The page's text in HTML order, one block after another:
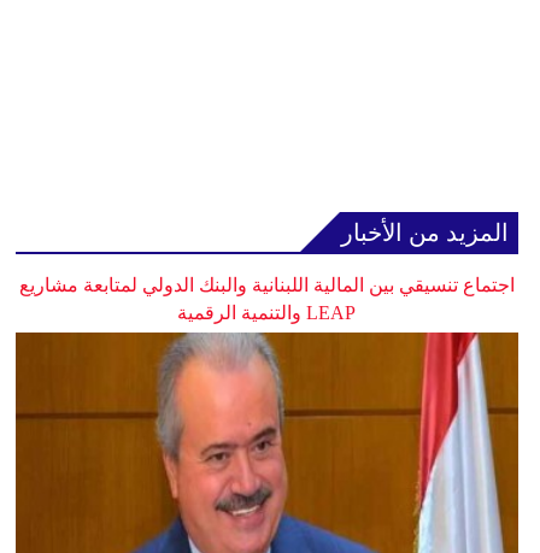
المزيد من الأخبار
اجتماع تنسيقي بين المالية اللبنانية والبنك الدولي لمتابعة مشاريع
LEAP والتنمية الرقمية